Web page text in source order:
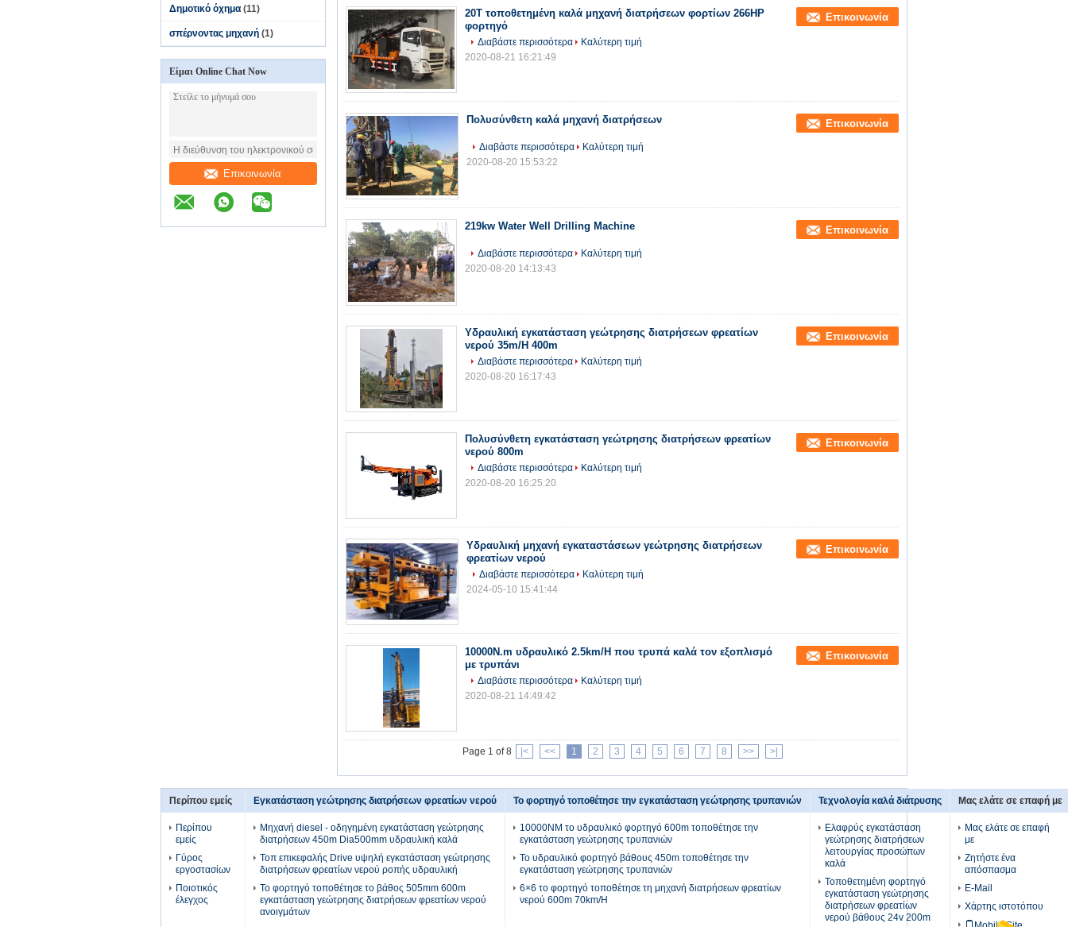
Δημοτικό όχημα (11)
σπέρνοντας μηχανή (1)
Είμαι Online Chat Now
Επικοινωνία
20T τοποθετημένη καλά μηχανή διατρήσεων φορτίων 266HP
φορτηγό
Επικοινωνία
Διαβάστε περισσότερα
Καλύτερη τιμή
2020-08-21 16:21:49
Πολυσύνθετη καλά μηχανή διατρήσεων Επικοινωνία
Διαβάστε περισσότερα
Καλύτερη τιμή
2020-08-20 15:53:22
219kw Water Well Drilling Machine Επικοινωνία
Διαβάστε περισσότερα
Καλύτερη τιμή
2020-08-20 14:13:43
Υδραυλική εγκατάσταση γεώτρησης διατρήσεων φρεατίων
νερού 35m/H 400m
Επικοινωνία
Διαβάστε περισσότερα
Καλύτερη τιμή
2020-08-20 16:17:43
Πολυσύνθετη εγκατάσταση γεώτρησης διατρήσεων φρεατίων
νερού 800m
Επικοινωνία
Διαβάστε περισσότερα
Καλύτερη τιμή
2020-08-20 16:25:20
Υδραυλική μηχανή εγκαταστάσεων γεώτρησης διατρήσεων
φρεατίων νερού
Επικοινωνία
Διαβάστε περισσότερα
Καλύτερη τιμή
2024-05-10 15:41:44
10000N.m υδραυλικό 2.5km/H που τρυπά καλά τον εξοπλισμό
με τρυπάνι
Επικοινωνία
Διαβάστε περισσότερα
Καλύτερη τιμή
2020-08-21 14:49:42
Page 1 of 8 |< << 1 2 3 4 5 6 7 8 >> >|
Περίπου εμείς
Περίπου
εμείς
Γύρος
εργοστασίων
Ποιοτικός
έλεγχος
Εγκατάσταση γεώτρησης διατρήσεων φρεατίων νερού
Μηχανή diesel - οδηγημένη εγκατάσταση γεώτρησης
διατρήσεων 450m Dia500mm υδραυλική καλά
Τοπ επικεφαλής Drive υψηλή εγκατάσταση γεώτρησης
διατρήσεων φρεατίων νερού ροπής υδραυλική
Το φορτηγό τοποθέτησε το βάθος 505mm 600m
εγκατάσταση γεώτρησης διατρήσεων φρεατίων νερού
ανοιγμάτων
Το φορτηγό τοποθέτησε την εγκατάσταση γεώτρησης τρυπανιών
10000NM το υδραυλικό φορτηγό 600m τοποθέτησε την
εγκατάσταση γεώτρησης τρυπανιών
Το υδραυλικό φορτηγό βάθους 450m τοποθέτησε την
εγκατάσταση γεώτρησης τρυπανιών
6×6 το φορτηγό τοποθέτησε τη μηχανή διατρήσεων φρεατίων
νερού 600m 70km/H
Τεχνολογία καλά διάτρυσης
Ελαφρύς εγκατάσταση
γεώτρησης διατρήσεων
λειτουργίας προσώπων
καλά
Τοποθετημένη φορτηγό
εγκατάσταση γεώτρησης
διατρήσεων φρεατίων
νερού βάθους 24v 200m
Μας ελάτε σε επαφή με
Μας ελάτε σε επαφή
με
Ζητήστε ένα
απόσπασμα
E-Mail
Χάρτης ιστοτόπου